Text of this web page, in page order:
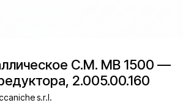
C.M. MB 1500 —
2.005.00.160
s.r.l.